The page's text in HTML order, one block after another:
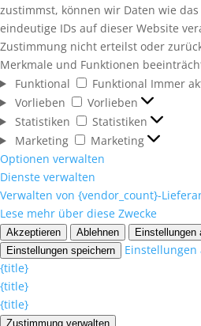
zustimmst, können wir Daten wie
eindeutige IDs auf dieser Website
Zustimmung nicht erteilst oder
Merkmale und Funktionen
Funktional
Funktional Immer
Vorlieben
Vorlieben
Statistiken
Statistiken
Marketing
Marketing
Optionen verwalten
Dienste verwalten
Verwalten von {vendor_count}-
Lese mehr über diese Zwecke
Akzeptieren Ablehnen
Einstellungen
Einstellungen speichern
Einstellungen
{title}
{title}
{title}
Zustimmung verwalten